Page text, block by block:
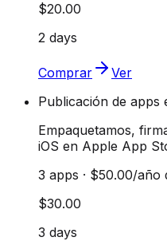
$20.00
2 days
Comprar
Ver
Publicación de
Empaquetamos,
iOS en Apple App
3 apps · $50.00/año
$30.00
3 days